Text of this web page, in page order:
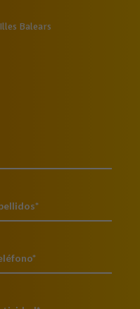
Balears